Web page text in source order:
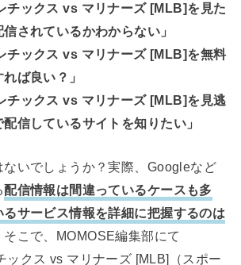
チックス vs マリナーズ [MLB]を見た
されているかわからない」
チックス vs マリナーズ [MLB]を無料
ば良い？」
チックス vs マリナーズ [MLB]を見逃
信しているサイトを知りたい」
ないでしょうか？実際、Googleなど
配信情報は間違っているケースも多
るサービス情報を詳細に把握するのは
こで、MOMOSE編集部にて
ックス vs マリナーズ [MLB]（スポー